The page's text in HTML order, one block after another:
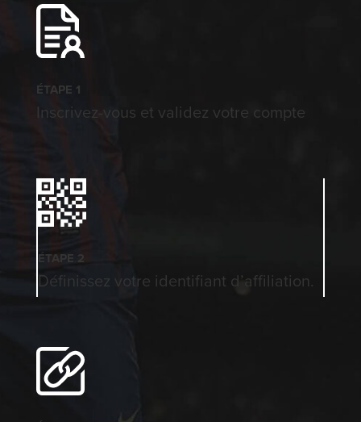
ÉTAPE 1
Inscrivez-vous et validez votre compte
ÉTAPE 2
Définissez votre identifiant d’affiliation.